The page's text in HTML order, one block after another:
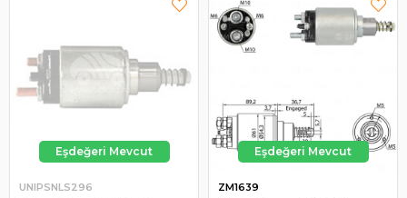
UNIPSNLS296 ZM1639